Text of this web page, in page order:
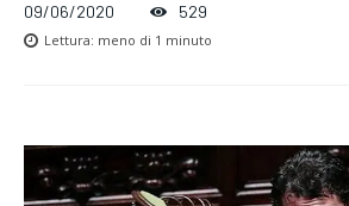
09/06/2020 529
Lettura: meno di 1 minuto